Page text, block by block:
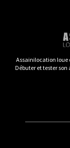
Assainilocation loue
Débuter et tester